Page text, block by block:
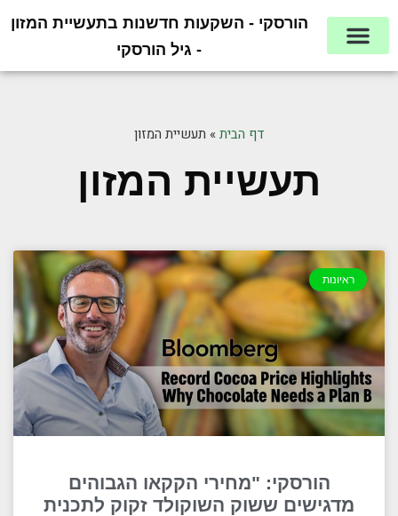
הורסקי - השקעות חדשנות בתעשיית המזון
- גיל הורסקי
דף הבית » תעשיית המזון
תעשיית המזון
ראיונות
הורסקי: "מחירי הקקאו הגבוהים
מדגישים ששוק השוקולד זקוק לתכנית